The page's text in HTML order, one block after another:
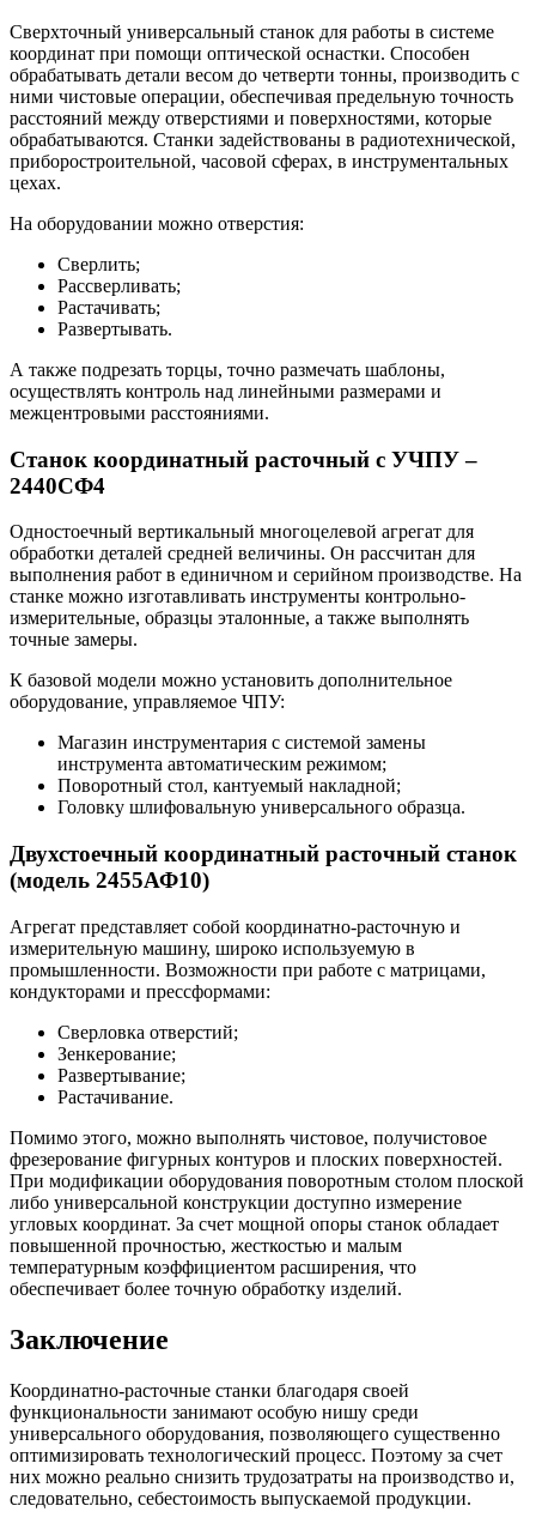
Сверхточный универсальный станок для работы в системе
координат при помощи оптической оснастки. Способен
обрабатывать детали весом до четверти тонны, производить с
ними чистовые операции, обеспечивая предельную точность
расстояний между отверстиями и поверхностями, которые
обрабатываются. Станки задействованы в радиотехнической,
приборостроительной, часовой сферах, в инструментальных
цехах.
На оборудовании можно отверстия:
Сверлить;
Рассверливать;
Растачивать;
Развертывать.
А также подрезать торцы, точно размечать шаблоны,
осуществлять контроль над линейными размерами и
межцентровыми расстояниями.
Станок координатный расточный с УЧПУ –
2440СФ4
Одностоечный вертикальный многоцелевой агрегат для
обработки деталей средней величины. Он рассчитан для
выполнения работ в единичном и серийном производстве. На
станке можно изготавливать инструменты контрольно-
измерительные, образцы эталонные, а также выполнять
точные замеры.
К базовой модели можно установить дополнительное
оборудование, управляемое ЧПУ:
Магазин инструментария с системой замены
инструмента автоматическим режимом;
Поворотный стол, кантуемый накладной;
Головку шлифовальную универсального образца.
Двухстоечный координатный расточный станок
(модель 2455АФ10)
Агрегат представляет собой координатно-расточную и
измерительную машину, широко используемую в
промышленности. Возможности при работе с матрицами,
кондукторами и прессформами:
Сверловка отверстий;
Зенкерование;
Развертывание;
Растачивание.
Помимо этого, можно выполнять чистовое, получистовое
фрезерование фигурных контуров и плоских поверхностей.
При модификации оборудования поворотным столом плоской
либо универсальной конструкции доступно измерение
угловых координат. За счет мощной опоры станок обладает
повышенной прочностью, жесткостью и малым
температурным коэффициентом расширения, что
обеспечивает более точную обработку изделий.
Заключение
Координатно-расточные станки благодаря своей
функциональности занимают особую нишу среди
универсального оборудования, позволяющего существенно
оптимизировать технологический процесс. Поэтому за счет
них можно реально снизить трудозатраты на производство и,
следовательно, себестоимость выпускаемой продукции.